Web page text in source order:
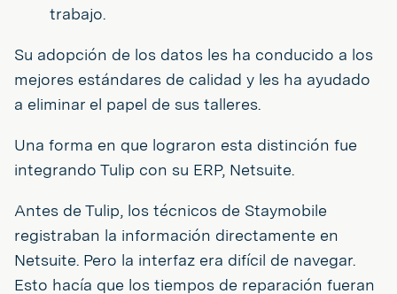
trabajo.
Su adopción de los datos les ha conducido a los
mejores estándares de calidad y les ha ayudado
a eliminar el papel de sus talleres.
Una forma en que lograron esta distinción fue
integrando Tulip con su ERP, Netsuite.
Antes de Tulip, los técnicos de Staymobile
registraban la información directamente en
Netsuite. Pero la interfaz era difícil de navegar.
Esto hacía que los tiempos de reparación fueran